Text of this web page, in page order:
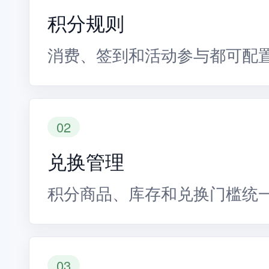
积分规则
消费、签到和活动参与都可配
02
兑换管理
积分商品、库存和兑换门槛统
03